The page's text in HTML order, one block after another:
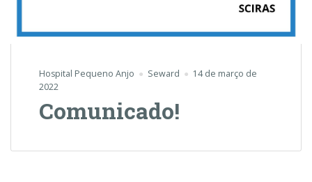
Hospital Pequeno Anjo Seward
14 de março de
2022
Comunicado!